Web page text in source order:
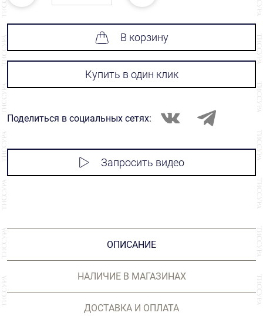
В корзину
Купить в один клик
Поделиться в социальных сетях:
Запросить видео
ОПИСАНИЕ
НАЛИЧИЕ В МАГАЗИНАХ
ДОСТАВКА И ОПЛАТА